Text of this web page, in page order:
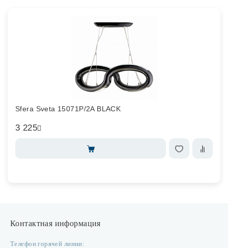
Sfera Sveta 15071P/2A BLACK
3 225
Контактная информация
Телефон горячей линии: